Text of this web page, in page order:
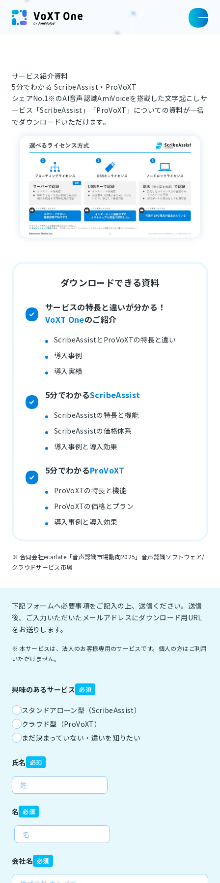
サービス紹介資料
5分でわかる ScribeAssist・ProVoXT
シェアNo.1※のAI音声認識AmiVoiceを搭載した文字起こしサ
ービス「ScribeAssist」「ProVoXT」についての資料が一括
でダウンロードいただけます。
ダウンロードできる資料
サービスの特長と違いが分かる！
VoXT Oneのご紹介
ScribeAssistとProVoXTの特長と違い
導入事例
導入実績
5分でわかるScribeAssist
ScribeAssistの特長と機能
ScribeAssistの価格体系
導入事例と導入効果
5分でわかるProVoXT
ProVoXTの特長と機能
ProVoXTの価格とプラン
導入事例と導入効果
※ 合同会社ecarlate「音声認識市場動向2025」音声認識ソフトウェア/
クラウドサービス市場
下記フォームへ必要事項をご記入の上、送信ください。送信
後、ご入力いただいたメールアドレスにダウンロード用URL
をお送りします。
※ 本サービスは、法人のお客様専用のサービスです。個人の方はご利用
いただけません。